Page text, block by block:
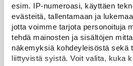
esim. IP-numeroasi, käyttäen
evästeitä, tallentamaan ja
jotta voimme tarjota personoituja
tehdä mainosten ja sisältöjen
näkemyksiä kohdeyleisöstä sekä
liittyvistä syistä. Voit valita, kuka
Uutiset | 7.8.2026 14:16
Metsäpalojen varalle tarvitaan
suunnitelma, keskustan
”Olisi naiivia ummistaa silmät”
Uutiset 7.8.2026 13:58